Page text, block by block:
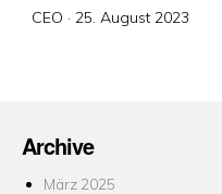
CEO · Veröffentlicht
25. August 2023
Archive
März 2025